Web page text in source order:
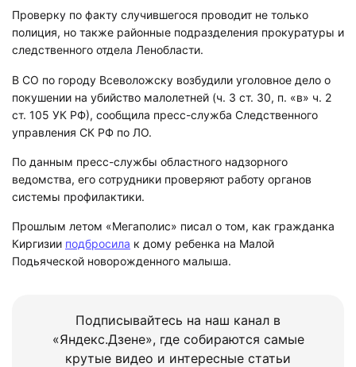
Проверку по факту случившегося проводит не только
полиция, но также районные подразделения прокуратуры и
следственного отдела Ленобласти.
В СО по городу Всеволожску возбудили уголовное дело о
покушении на убийство малолетней (ч. 3 ст. 30, п. «в» ч. 2
ст. 105 УК РФ), сообщила пресс-служба Следственного
управления СК РФ по ЛО.
По данным пресс-службы областного надзорного
ведомства, его сотрудники проверяют работу органов
системы профилактики.
Прошлым летом «Мегаполис» писал о том, как гражданка
Киргизии подбросила к дому ребенка на Малой
Подьяческой новорожденного малыша.
Подписывайтесь на наш канал в
«Яндекс.Дзене», где собираются самые
крутые видео и интересные статьи